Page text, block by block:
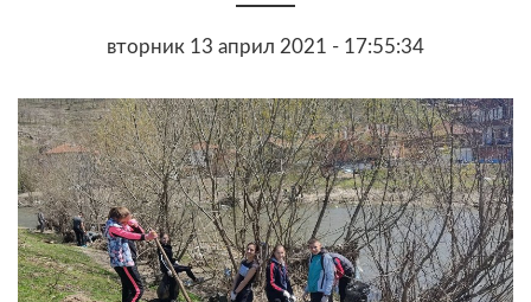
вторник 13 април 2021 - 17:55:34